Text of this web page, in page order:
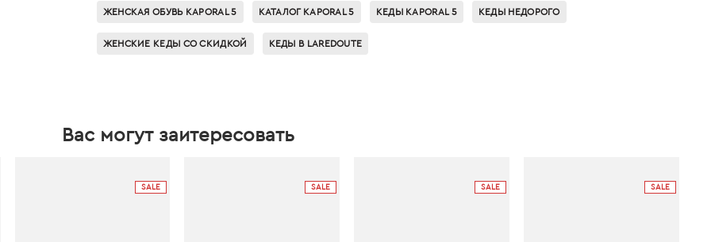
ЖЕНСКАЯ ОБУВЬ KAPORAL 5 КАТАЛОГ KAPORAL 5 КЕДЫ KAPORAL 5 КЕДЫ НЕДОРОГО
ЖЕНСКИЕ КЕДЫ СО СКИДКОЙ КЕДЫ В LAREDOUTE
Вас могут заитересовать
SALE SALE SALE SALE